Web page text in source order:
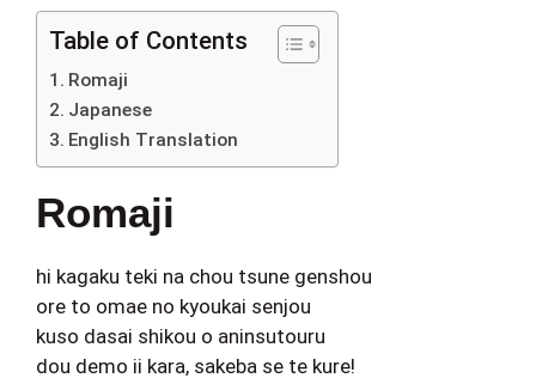
Table of Contents
Romaji
Japanese
English Translation
Romaji
hi kagaku teki na chou tsune genshou
ore to omae no kyoukai senjou
kuso dasai shikou o aninsutouru
dou demo ii kara, sakeba se te kure!